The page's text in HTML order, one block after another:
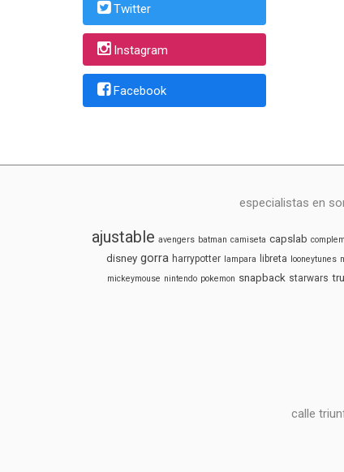
Twitter
Instagram
Facebook
especialistas en
ajustable avengers batman camiseta capslab
disney gorra harrypotter lampara libreta looneytunes
mickeymouse nintendo pokemon snapback starwars
calle